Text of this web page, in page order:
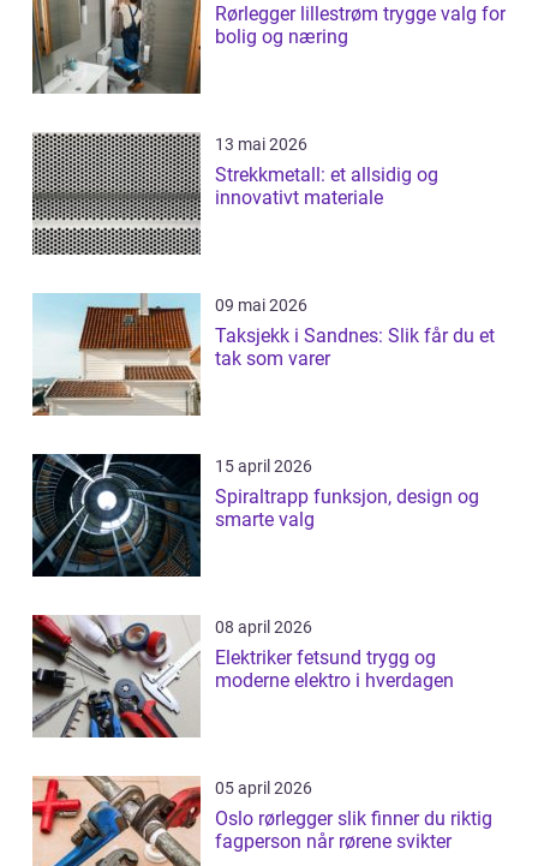
Rørlegger lillestrøm trygge valg for
bolig og næring
13 mai 2026
Strekkmetall: et allsidig og
innovativt materiale
09 mai 2026
Taksjekk i Sandnes: Slik får du et
tak som varer
15 april 2026
Spiraltrapp funksjon, design og
smarte valg
08 april 2026
Elektriker fetsund trygg og
moderne elektro i hverdagen
05 april 2026
Oslo rørlegger slik finner du riktig
fagperson når rørene svikter